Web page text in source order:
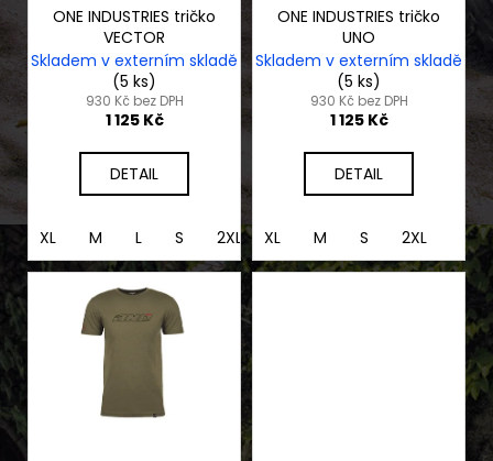
d
k
t
ů
ONE INDUSTRIES tričko
VECTOR
Skladem v externím skladě
(5 ks)
930 Kč bez DPH
1 125 Kč
DETAIL
XL M L S 2XL
ONE INDUSTRIES tričko
UNO
Skladem v externím skladě
(5 ks)
930 Kč bez DPH
1 125 Kč
DETAIL
XL M S 2XL
u
j
e
m
e
SOFTSHELLOVÁ
PÁNSKÁ
TRAIL
850
Kč